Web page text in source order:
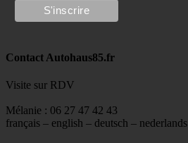
Contact Autohaus85.fr
Visite sur RDV
Mélanie : 06 27 47 42 43
français – english – deutsch – nederlands